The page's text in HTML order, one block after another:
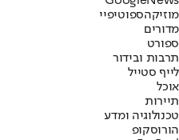
מוזיקהספוטיפיי
מדורים
ספורט
תרבות ובידור
לייף סטייל
אוכל
תיירות
טכנולוגיה ומדע
הורוסקופ